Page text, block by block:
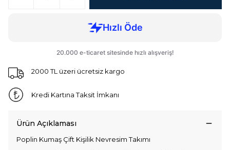
2000 TL üzeri ücretsiz kargo
Kredi Kartına Taksit İmkanı
Ürün Açıklaması
Poplin Kumaş Çift Kişilik Nevresim Takımı